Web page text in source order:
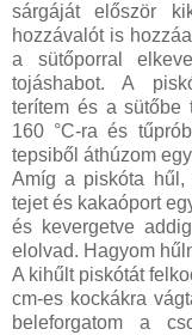
sárgáját először
hozzávalót is
a sütőporral
tojáshabot. A
terítem és a sütőbe
160 °C-ra és
tepsiből áthúzom
Amíg a piskóta hűl,
tejet és kakaóport
és kevergetve
elolvad. Hagyom
A kihűlt piskótát
cm-es kockákra
beleforgatom a